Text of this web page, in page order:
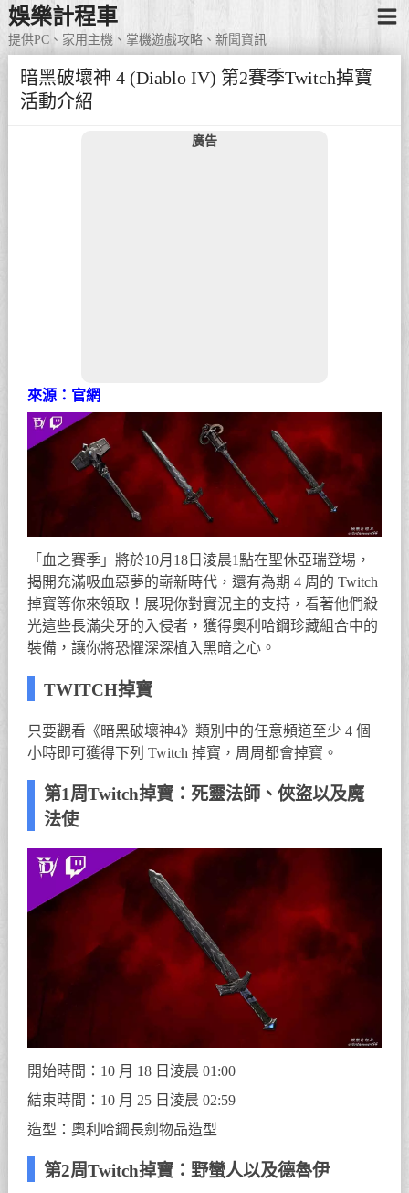
娛樂計程車
提供PC、家用主機、掌機遊戲攻略、新聞資訊
暗黑破壞神 4 (Diablo IV) 第2賽季Twitch掉寶
活動介紹
廣告
來源：官網
「血之賽季」將於10月18日淩晨1點在聖休亞瑞登場，
揭開充滿吸血惡夢的嶄新時代，還有為期 4 周的 Twitch
掉寶等你來領取！展現你對實況主的支持，看著他們殺
光這些長滿尖牙的入侵者，獲得奧利哈鋼珍藏組合中的
裝備，讓你將恐懼深深植入黑暗之心。
TWITCH掉寶
只要觀看《暗黑破壞神4》類別中的任意頻道至少 4 個
小時即可獲得下列 Twitch 掉寶，周周都會掉寶。
第1周Twitch掉寶：死靈法師、俠盜以及魔
法使
開始時間：10 月 18 日淩晨 01:00
結束時間：10 月 25 日淩晨 02:59
造型：奧利哈鋼長劍物品造型
第2周Twitch掉寶：野蠻人以及德魯伊